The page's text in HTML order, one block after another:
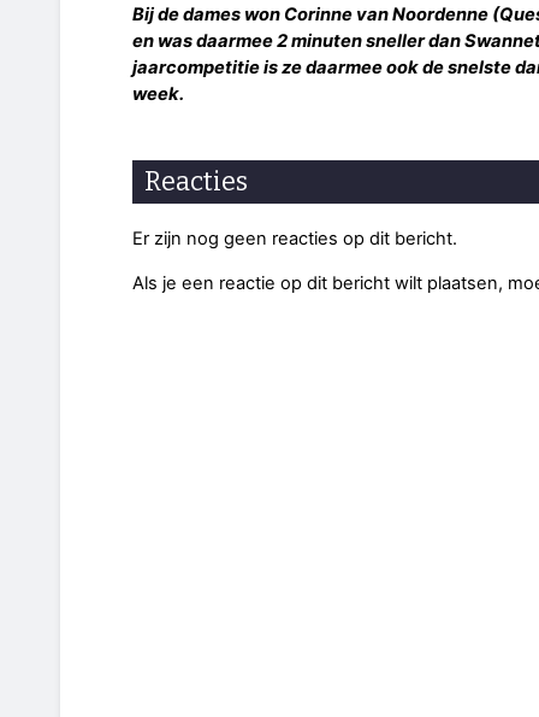
Bij de dames won Corinne van Noordenne
en was daarmee 2 minuten sneller dan
jaarcompetitie is ze daarmee ook de snelste
week.
Reacties
Er zijn nog geen reacties op dit bericht.
Als je een reactie op dit bericht wilt plaatsen,